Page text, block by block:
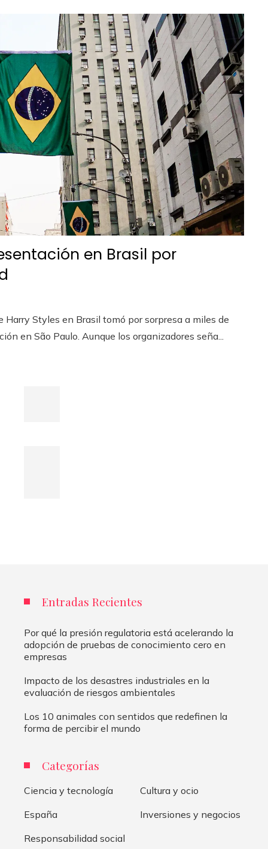
en Brasil por
Styles en Brasil tomó por sorpresa a miles de
en São Paulo. Aunque los organizadores seña...
Entradas Recientes
Por qué la presión regulatoria está acelerando la
adopción de pruebas de conocimiento cero en
empresas
Impacto de los desastres industriales en la
evaluación de riesgos ambientales
Los 10 animales con sentidos que redefinen la
forma de percibir el mundo
Categorías
Ciencia y tecnología
Cultura y ocio
España
Inversiones y negocios
Responsabilidad social